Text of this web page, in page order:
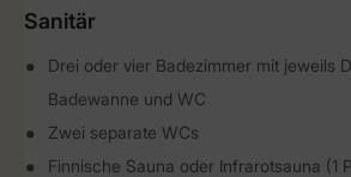
Sanitär
Drei oder vier Badezimmer mit jeweils
Badewanne und WC
Zwei separate WCs
Finnische Sauna oder Infrarotsauna (1